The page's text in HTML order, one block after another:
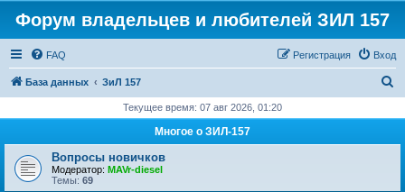
Форум владельцев и любителей ЗИЛ 157
FAQ Вход
Регистрация
База данных ЗиЛ 157
с
Текущее время: 07 авг 2026, 01:20
Многое о ЗИЛ-157
Вопросы новичков
Модератор: MAVr-diesel
Темы: 69